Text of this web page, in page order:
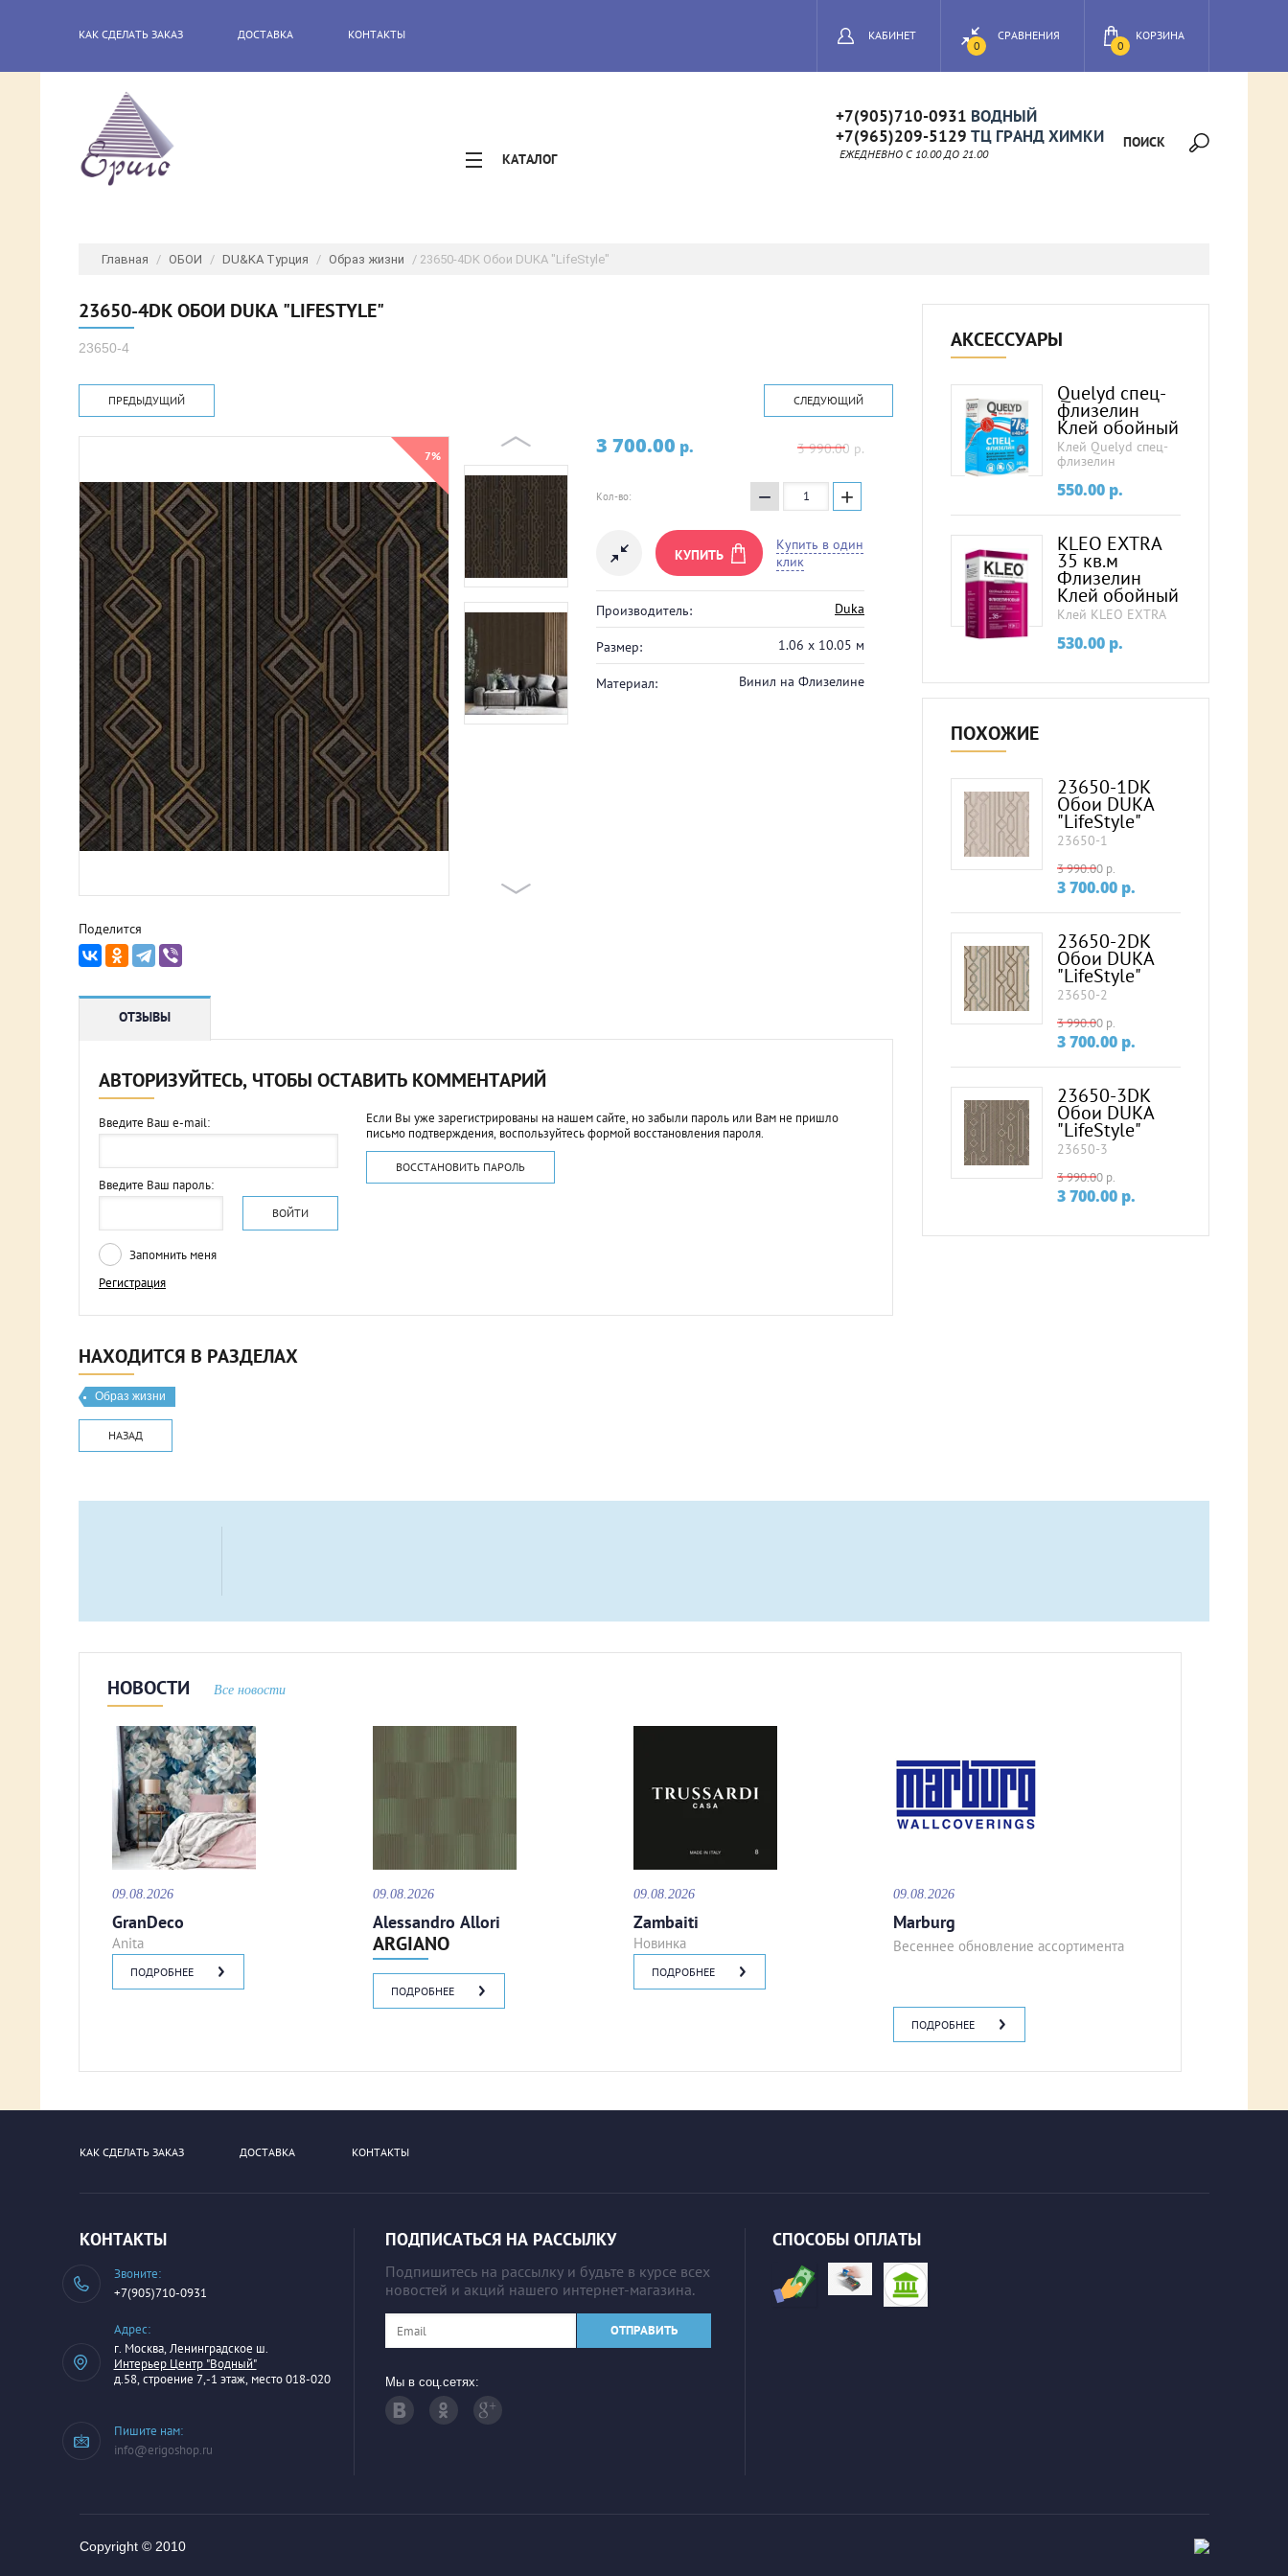
КАК СДЕЛАТЬ ЗАКАЗ ДОСТАВКА
КОНТАКТЫ
0
КОРЗИНА
СРАВНЕНИЯ
0
КАБИНЕТ
ПОИСК
КАТАЛОГ
+7(905)710-0931 ВОДНЫЙ
+7(965)209-5129 ТЦ ГРАНД ХИМКИ
ЕЖЕДНЕВНО C 10.00 ДО 21.00
Главная / ОБОИ / DU&KA Турция / Образ жизни / 23650-4DK Обои DUKA "LifeStyle"
23650-4DK ОБОИ DUKA "LIFESTYLE"
23650-4
ПРЕДЫДУЩИЙ СЛЕДУЮЩИЙ
7%
Поделится
3 990.00 p.
3 700.00 p.
Кол-во: − +
КУПИТЬ
Купить в один
клик
Производитель: Duka
Размер: 1.06 x 10.05 м
Материал: Винил на Флизелине
ОТЗЫВЫ
АВТОРИЗУЙТЕСЬ, ЧТОБЫ ОСТАВИТЬ КОММЕНТАРИЙ
Введите Ваш e-mail:
Введите Ваш пароль:
ВОЙТИ
Запомнить меня
Регистрация
Если Вы уже зарегистрированы на нашем сайте, но забыли пароль или Вам не пришло
письмо подтверждения, воспользуйтесь формой восстановления пароля.
ВОССТАНОВИТЬ ПАРОЛЬ
НАХОДИТСЯ В РАЗДЕЛАХ
Образ жизни
АКСЕССУАРЫ
Quelyd спец-
флизелин
Клей обойный
Клей Quelyd спец-
флизелин
550.00 p.
KLEO EXTRA
35 кв.м
Флизелин
Клей обойный
Клей KLEO EXTRA
530.00 p.
ПОХОЖИЕ
23650-1DK
Обои DUKA
"LifeStyle"
23650-1
3 990.00 p.
3 700.00 p.
23650-2DK
Обои DUKA
"LifeStyle"
23650-2
3 990.00 p.
3 700.00 p.
23650-3DK
Обои DUKA
"LifeStyle"
23650-3
3 990.00 p.
3 700.00 p.
НАЗАД
НОВОСТИ Все новости
09.08.2026
GranDeco
Anita
ПОДРОБНЕЕ
09.08.2026
Alessandro Allori
ARGIANO
ПОДРОБНЕЕ
09.08.2026
Zambaiti
Новинка
ПОДРОБНЕЕ
09.08.2026
Marburg
Весеннее обновление ассортимента
ПОДРОБНЕЕ
КАК СДЕЛАТЬ ЗАКАЗ ДОСТАВКА КОНТАКТЫ
КОНТАКТЫ
Звоните:
+7(905)710-0931
Адрес:
г. Москва, Ленинградское ш.
Интерьер Центр "Водный"
д.58, строение 7,-1 этаж, место 018-020
Пишите нам:
info@erigoshop.ru
ПОДПИСАТЬСЯ НА РАССЫЛКУ
Подпишитесь на рассылку и будьте в курсе всех
новостей и акций нашего интернет-магазина.
ОТПРАВИТЬ
Мы в соц.сетях:
СПОСОБЫ ОПЛАТЫ
Copyright © 2010